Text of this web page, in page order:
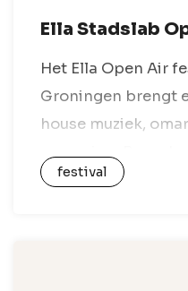
Ella Stadslab
Het Ella Open Air
Groningen brengt
house muziek,
sfeervolle
festival